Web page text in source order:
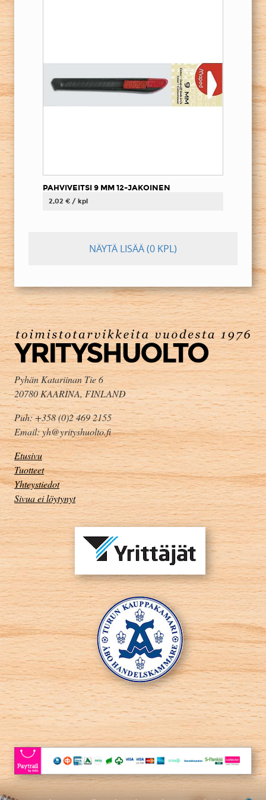
PAHVIVEITSI 9 MM 12-JAKOINEN
2,02 € / kpl
NÄYTÄ LISÄÄ(0 KPL)
Pyhän Katariinan Tie 6
20780 KAARINA, FINLAND
Puh: +358 (0)2 469 2155
Email: yh@yrityshuolto.fi
Etusivu
Tuotteet
Yhteystiedot
Sivua ei löytynyt